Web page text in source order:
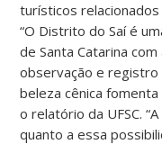
turísticos relacionados
“O Distrito do Saí é
de Santa Catarina
observação e registro
beleza cênica
o relatório da UFSC.
quanto a essa